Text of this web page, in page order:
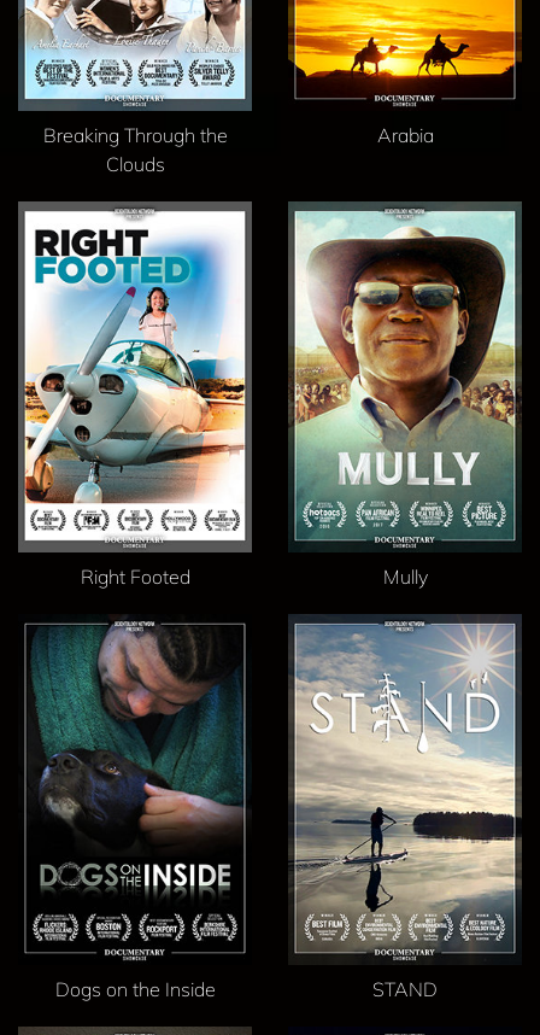
Breaking Through the
Clouds
Arabia
Right Footed Mully
Dogs on the Inside STAND